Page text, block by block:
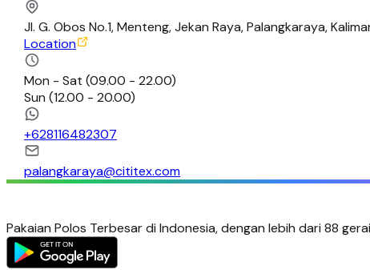
Jl. G. Obos No.1, Menteng, Jekan Raya, Palangkaraya,
Location
Mon - Sat (09.00 - 22.00)
Sun (12.00 - 20.00)
+628116482307
palangkaraya@cititex.com
Pakaian Polos Terbesar di Indonesia, dengan lebih dari 88